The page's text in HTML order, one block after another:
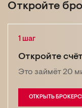
Откройте
1 шаг
Откройте
Это займёт 20
ОТКРЫТЬ